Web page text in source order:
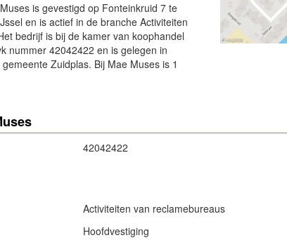
is gevestigd op Fonteinkruid 7 te
en is actief in de branche Activiteiten
bedrijf is bij de kamer van koophandel
nummer 42042422 en is gelegen in
Zuidplas. Bij Mae Muses is 1
42042422
Activiteiten van reclamebureaus
Hoofdvestiging